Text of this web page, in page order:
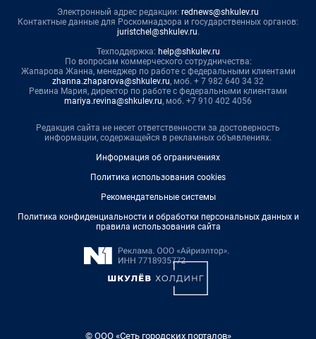
Электронный адрес редакции: rednews@shkulev.ru
Контактные данные для Роскомнадзора и государственных органов:
juristchel@shkulev.ru.
Техподдержка: help@shkulev.ru
По вопросам коммерческого сотрудничества:
Жапарова Жанна, менеджер по работе с федеральными клиентами
zhanna.zhaparova@shkulev.ru, моб. + 7 982 640 34 32
Ревина Мария, директор по работе с федеральными клиентами
mariya.revina@shkulev.ru, моб. +7 910 402 4056
Редакция сайта не несет ответственности за достоверность
информации, содержащейся в рекламных объявлениях.
Информация об ограничениях
Политика использования cookies
Рекомендательные системы
Политика конфиденциальности и обработки персональных данных и
правила использования сайта
© ООО «Сеть городских порталов»